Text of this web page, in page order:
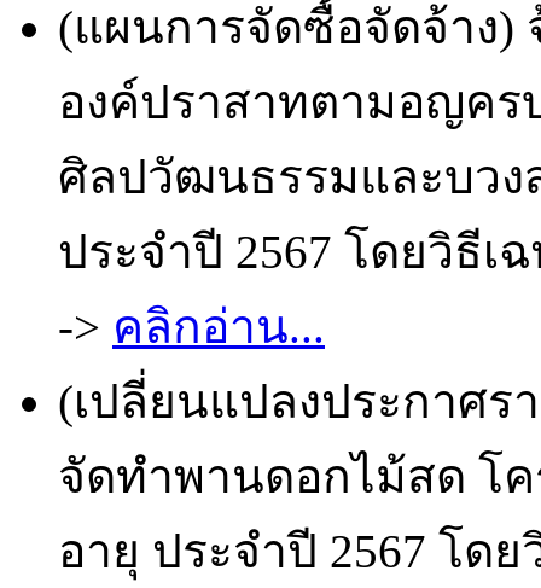
(แผนการจัดซื้อจัดจ้าง)
องค์ปราสาทตามอญคร
ศิลปวัฒนธรรมและบว
ประจำปี 2567 โดยวิธีเ
-> คลิกอ่าน...
(เปลี่ยนแปลงประกาศร
จัดทำพานดอกไม้สด โ
อายุ ประจำปี 2567 โดย